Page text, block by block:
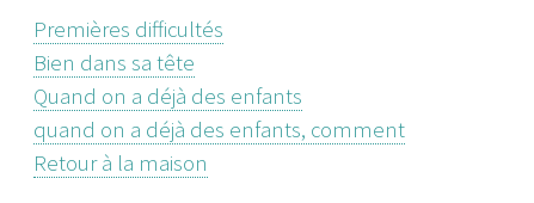
Premières difficultés
Bien dans sa tête
Quand on a déjà des enfants
quand on a déjà des enfants, comment
Retour à la maison